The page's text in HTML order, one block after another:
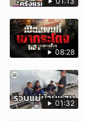
08:28
01:32